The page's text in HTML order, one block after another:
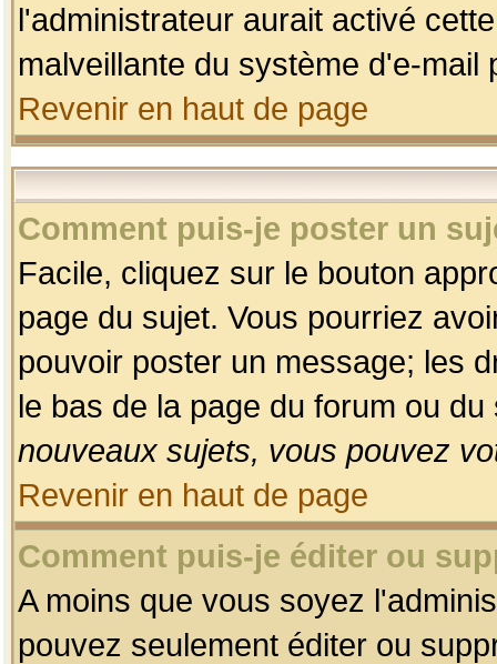
l'administrateur aurait activé
malveillante du système d'e-
Revenir en haut de page
Comment puis-je poster un
Facile, cliquez sur le bouton
page du sujet. Vous pourriez
pouvoir poster un message; les
le bas de la page du forum ou
nouveaux sujets, vous pouvez
Revenir en haut de page
Comment puis-je éditer ou
A moins que vous soyez
pouvez seulement éditer ou